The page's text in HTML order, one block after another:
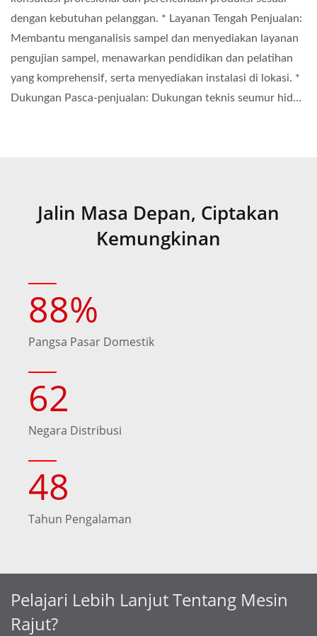
dengan kebutuhan pelanggan. * Layanan Tengah Penjualan:
Membantu menganalisis sampel dan menyediakan layanan
pengujian sampel, menawarkan pendidikan dan pelatihan
yang komprehensif, serta menyediakan instalasi di lokasi. *
Dukungan Pasca-penjualan: Dukungan teknis seumur hidup
Jalin Masa Depan, Ciptakan
Kemungkinan
88%
Pangsa Pasar Domestik
62
Negara Distribusi
48
Tahun Pengalaman
Pelajari Lebih Lanjut Tentang Mesin
Rajut?